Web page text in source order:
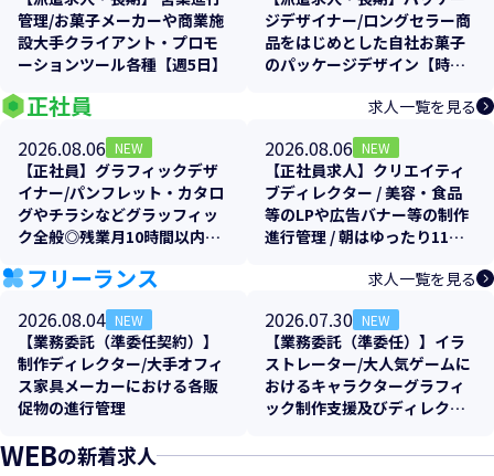
管理/お菓子メーカーや商業施
設大手クライアント・プロモ
ーションツール各種【週5日】
ジデザイナー/ロングセラー商
品をはじめとした自社お菓子
のパッケージデザイン【時短
正社員 求人一覧を見る
2026.08.06 NEW
【正社員】グラフィックデザ
イナー/パンフレット・カタロ
グやチラシなどグラッフィッ
ク全般◎残業月10時間以内・
2026.08.06 NEW
【正社員求人】クリエイティ
ブディレクター / 美容・食品
等のLPや広告バナー等の制作
進行管理 / 朝はゆったり11時
フリーランス 求人一覧を見る
2026.08.04 NEW
【業務委託（準委任契約）】
制作ディレクター/大手オフィ
ス家具メーカーにおける各販
促物の進行管理
2026.07.30 NEW
【業務委託（準委任）】イラ
ストレーター/大人気ゲームに
おけるキャラクターグラフィ
ック制作支援及びディレクシ
WEBの新着求人